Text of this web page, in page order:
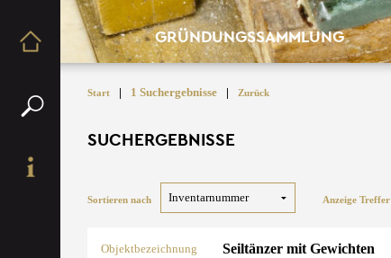
GRÜNDUNGSSAMMLUNG
Start | 1 Suchergebnisse | Zurück
SUCHERGEBNISSE
Sortieren nach Anzeige Treffer
Objektbezeichnung Seiltänzer mit Gewichten